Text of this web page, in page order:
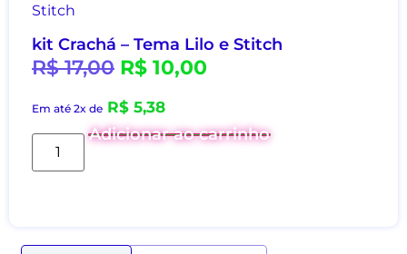
Stitch
kit Crachá – Tema Lilo e Stitch
R$17,00 R$ 10,00
Em até 2x de R$ 5,38
Adicionar ao carrinho